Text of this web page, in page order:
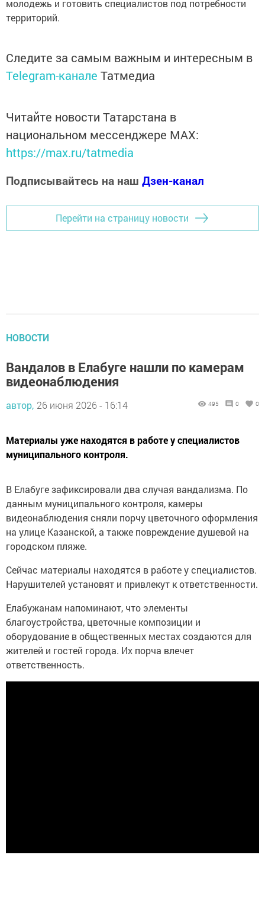
молодежь и готовить специалистов под потребности
территорий.
Следите за самым важным и интересным в
Telegram-канале Татмедиа
Читайте новости Татарстана в
национальном мессенджере MАХ:
https://max.ru/tatmedia
Подписывайтесь на наш Дзен-канал
Перейти на страницу новости
НОВОСТИ
Вандалов в Елабуге нашли по камерам
видеонаблюдения
автор, 26 июня 2026 - 16:14 495 0 0
Материалы уже находятся в работе у специалистов
муниципального контроля.
В Елабуге зафиксировали два случая вандализма. По
данным муниципального контроля, камеры
видеонаблюдения сняли порчу цветочного оформления
на улице Казанской, а также повреждение душевой на
городском пляже.
Сейчас материалы находятся в работе у специалистов.
Нарушителей установят и привлекут к ответственности.
Елабужанам напоминают, что элементы
благоустройства, цветочные композиции и
оборудование в общественных местах создаются для
жителей и гостей города. Их порча влечет
ответственность.